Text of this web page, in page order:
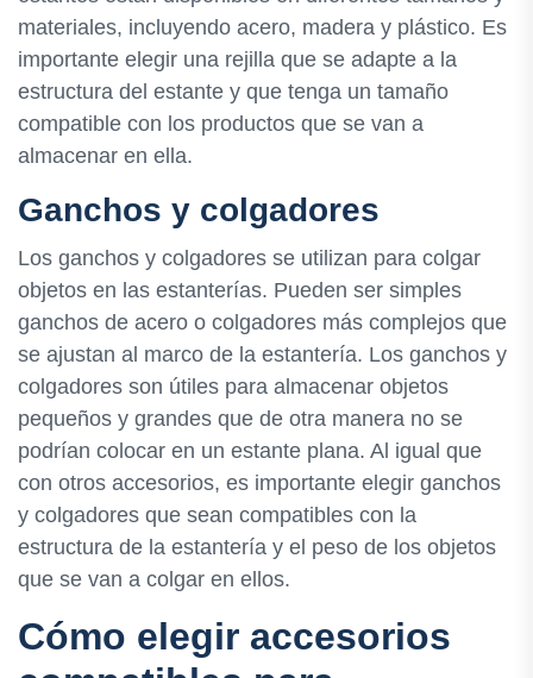
materiales, incluyendo acero, madera y plástico. Es
importante elegir una rejilla que se adapte a la
estructura del estante y que tenga un tamaño
compatible con los productos que se van a
almacenar en ella.
Ganchos y colgadores
Los ganchos y colgadores se utilizan para colgar
objetos en las estanterías. Pueden ser simples
ganchos de acero o colgadores más complejos que
se ajustan al marco de la estantería. Los ganchos y
colgadores son útiles para almacenar objetos
pequeños y grandes que de otra manera no se
podrían colocar en un estante plana. Al igual que
con otros accesorios, es importante elegir ganchos
y colgadores que sean compatibles con la
estructura de la estantería y el peso de los objetos
que se van a colgar en ellos.
Cómo elegir accesorios